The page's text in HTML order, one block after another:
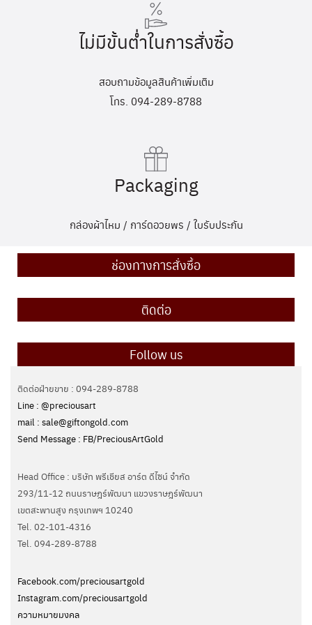
ไม่มีขั้นต่ำในการสั่งซื้อ
สอบถามข้อมูลสินค้าเพิ่มเติม
โทร. 094-289-8788
Packaging
กล่องผ้าไหม / การ์ดอวยพร / ใบรับประกัน
ช่องทางการสั่งซื้อ
ติดต่อ
Follow us
ติดต่อฝ่ายขาย : 094-289-8788
Line : @preciousart
mail : sale@giftongold.com
Send Message : FB/PreciousArtGold
Head Office : บริษัท พรีเชียส อาร์ต ดีไซน์ จำกัด
293/11-12 ถนนราษฎร์พัฒนา แขวงราษฎร์พัฒนา
เขตสะพานสูง กรุงเทพฯ 10240
Tel. 02-101-4316
Tel. ‭094-289-8788‬
Facebook.com/preciousartgold
Instagram.com/preciousartgold
ความหมายมงคล